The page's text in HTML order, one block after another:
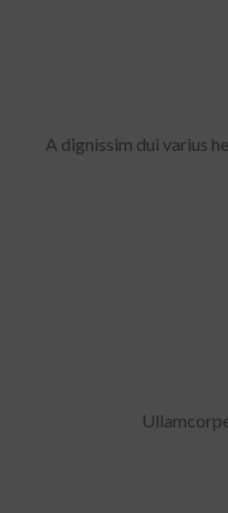
A dignissim dui varius